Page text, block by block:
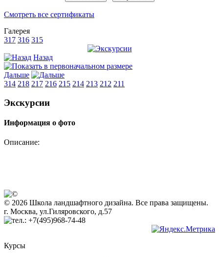
Смотреть все сертификаты
Галерея
317 316 315
Назад
Дальше
314 218 217 216 215 214 213 212 211
Экскурсии
Информация о фото
Описание:
© 2026 Школа ландшафтного дизайна. Все права защищены.
г. Москва, ул.Гиляровского, д.57
+7(495)968-74-48
Курсы